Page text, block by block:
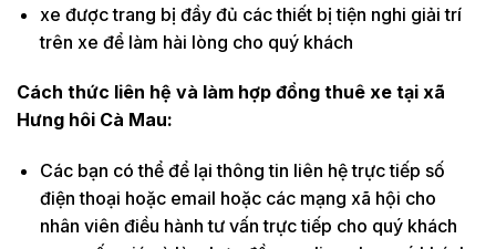
xe được trang bị đầy đủ các thiết bị tiện nghi giải trí
trên xe để làm hài lòng cho quý khách
Cách thức liên hệ và làm hợp đồng thuê xe tại xã
Hưng hôi Cà Mau:
Các bạn có thể để lại thông tin liên hệ trực tiếp số
điện thoại hoặc email hoặc các mạng xã hội cho
nhân viên điều hành tư vấn trực tiếp cho quý khách